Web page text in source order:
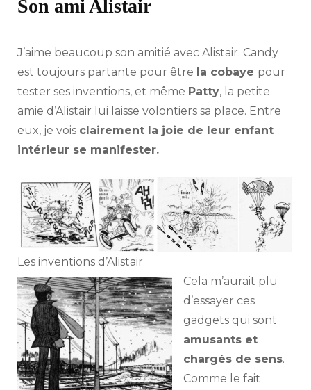
Son ami Alistair
J’aime beaucoup son amitié avec Alistair. Candy
est toujours partante pour être la cobaye pour
tester ses inventions, et même Patty, la petite
amie d’Alistair lui laisse volontiers sa place. Entre
eux, je vois clairement la joie de leur enfant
intérieur se manifester.
Les inventions d’Alistair
Cela m’aurait plu
d’essayer ces
gadgets qui sont
amusants et
chargés de sens.
Comme le fait